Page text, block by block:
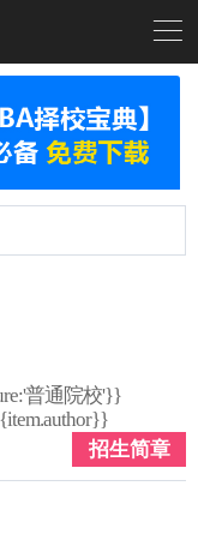

普通院校'}}
招生简章